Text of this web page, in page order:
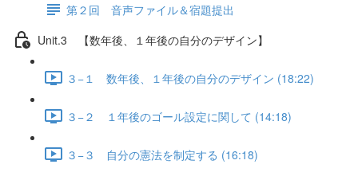
第２回 音声ファイル＆宿題提出
Unit.3 【数年後、１年後の自分のデザイン】
３−１ 数年後、１年後の自分のデザイン (18:22)
３−２ １年後のゴール設定に関して (14:18)
３−３ 自分の憲法を制定する (16:18)